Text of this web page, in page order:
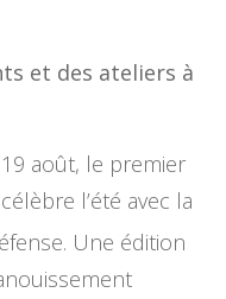
et des ateliers à
août, le premier
l’été avec la
Une édition